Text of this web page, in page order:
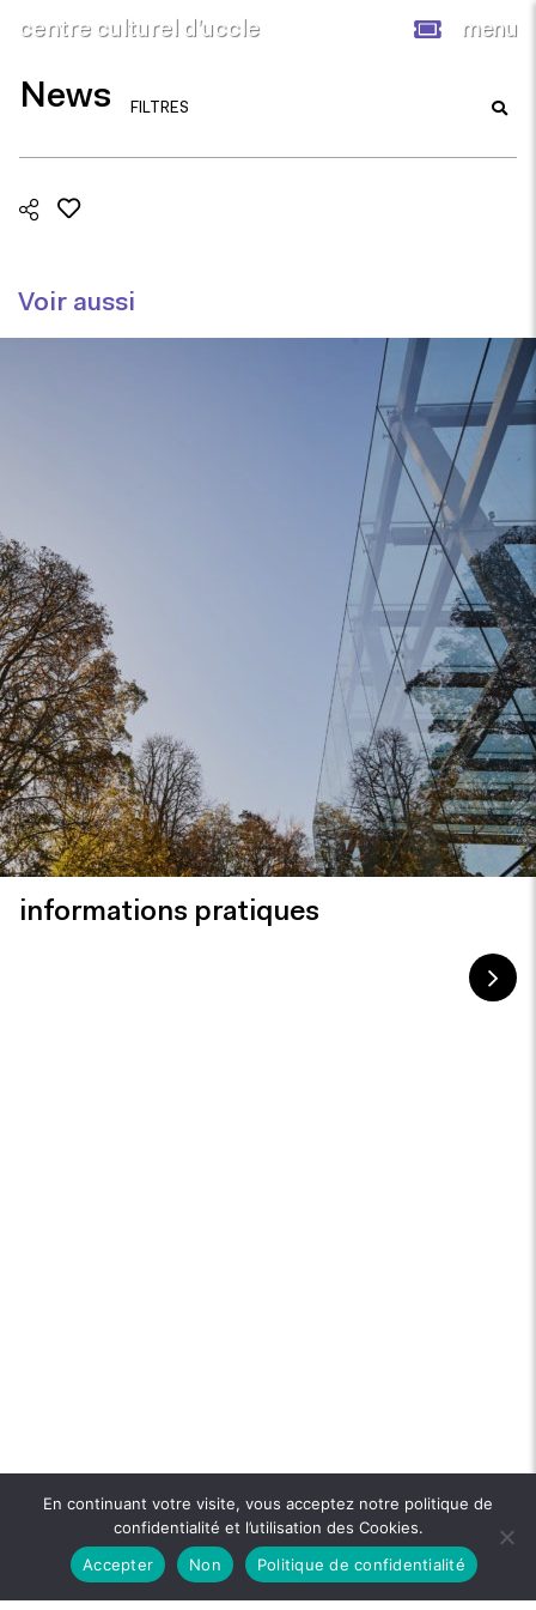
centre culturel d’uccle menu
News FILTRES
Voir aussi
informations pratiques
En continuant votre visite, vous acceptez notre politique de
confidentialité et l’utilisation des Cookies.
Accepter
Non Politique de confidentialité